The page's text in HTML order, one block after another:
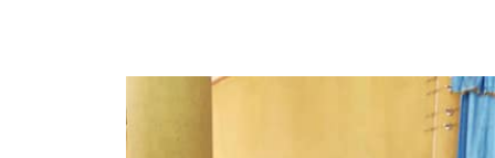
ข่าวประชาสัมพันธ์